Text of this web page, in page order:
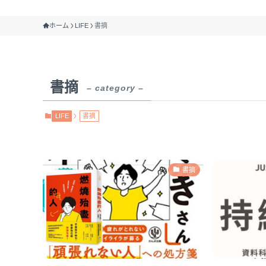
ホーム LIFE 書摘
書摘 – category –
LIFE 書摘
書摘